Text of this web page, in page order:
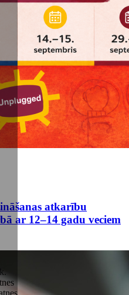
atkarību
ar 12–14 gadu veciem